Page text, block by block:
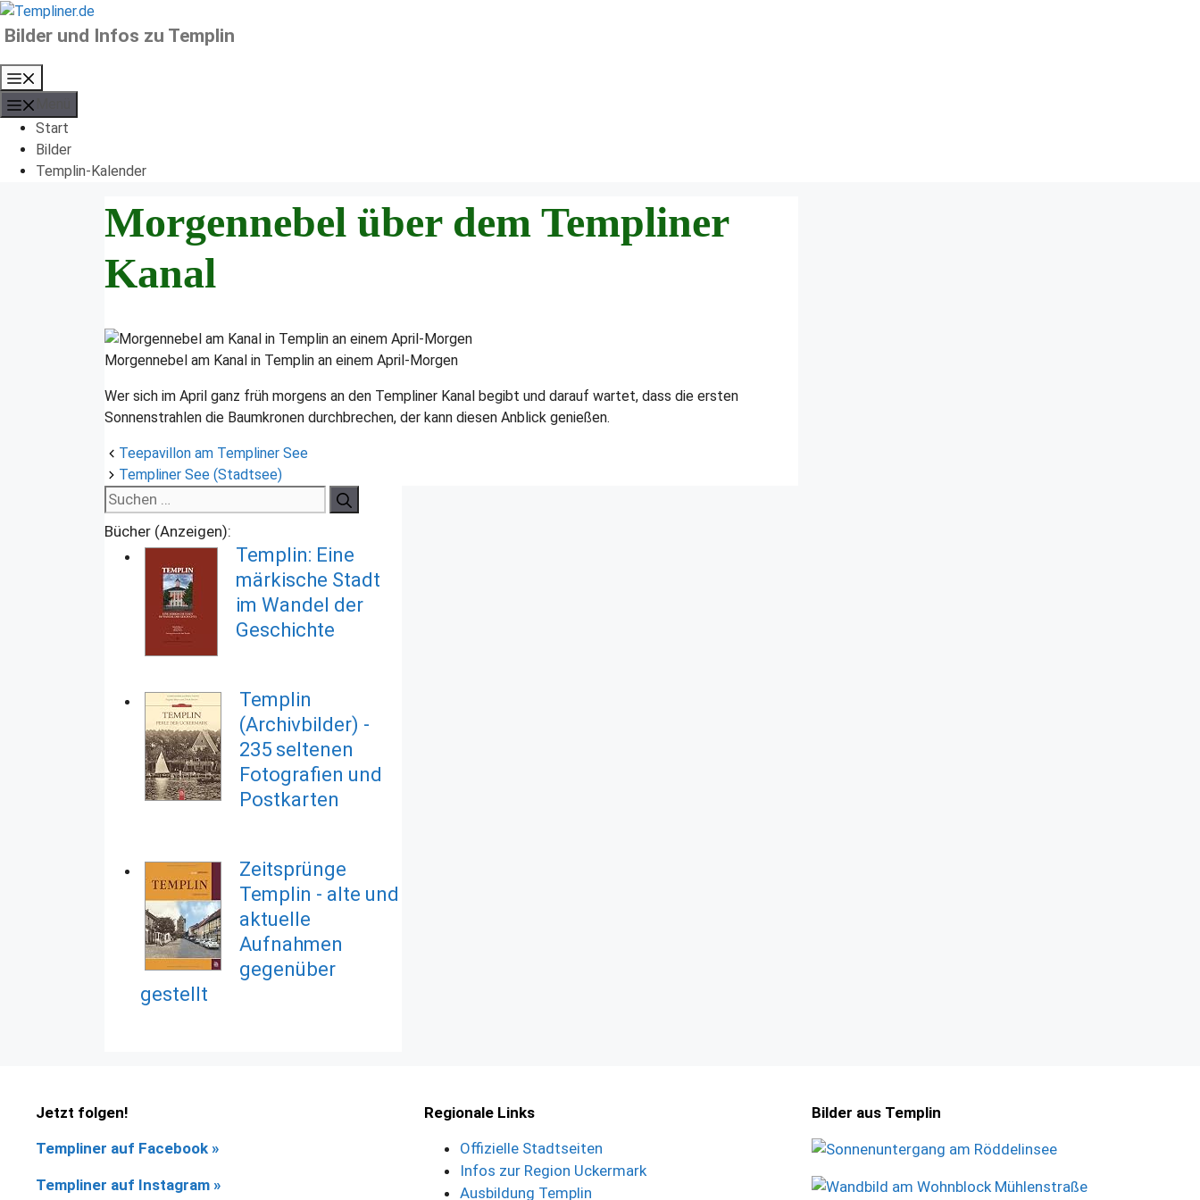
Zum
Inhalt
Bilder und Infos zu Templin
Start
Bilder
Templin-Kalender
Morgennebel über dem Templiner
Kanal
Morgennebel am Kanal in Templin an einem April-Morgen
Wer sich im April ganz früh morgens an den Templiner Kanal begibt und darauf wartet, dass die ersten
Sonnenstrahlen die Baumkronen durchbrechen, der kann diesen Anblick genießen.
Teepavillon am Templiner See
Templiner See (Stadtsee)
Suchen
nach:
Bücher (Anzeigen):
Templin: Eine
märkische Stadt
im Wandel der
Geschichte
Templin
(Archivbilder) -
235 seltenen
Fotografien und
Postkarten
Zeitsprünge
Templin - alte und
aktuelle
Aufnahmen
gegenüber
gestellt
Jetzt folgen!
Templiner auf Facebook »
Templiner auf Instagram »
Regionale Links
Offizielle Stadtseiten
Infos zur Region Uckermark
Ausbildung Templin
Bilder aus Templin